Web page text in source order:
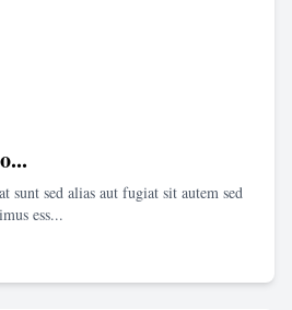
sunt sed alias aut fugiat sit autem sed
ess...